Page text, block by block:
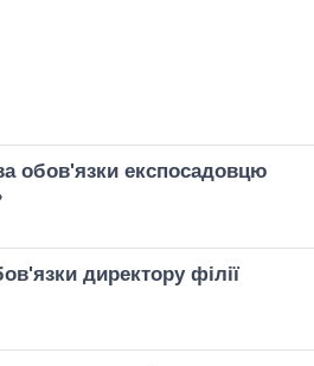
обов'язки експосадовцю
директору філії